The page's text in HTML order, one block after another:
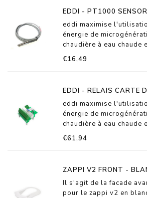
EDDI - PT1000 SENSOR
eddi maximise
énergie de
chaudière à eau chaude
locaux en détournant
de votre installation
€16,49
EDDI - RELAIS CARTE
eddi maximise
énergie de
chaudière à eau chaude
locaux en détournant
de votre installation
€61,94
ZAPPI V2 FRONT -
Il s'agit de la facade
pour le zappi v2 en